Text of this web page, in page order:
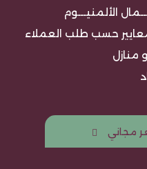
الألمنيـــوم
حسب طلب العملاء
و منازل
مجاني